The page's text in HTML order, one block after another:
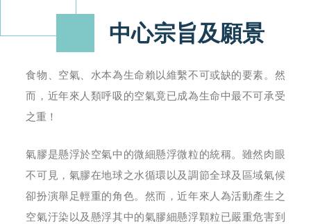
中心宗旨及願景
食物、空氣、水本為生命賴以維繫不可或缺的要素。然
而，近年來人類呼吸的空氣竟已成為生命中最不可承受
之重！
氣膠是懸浮於空氣中的微細懸浮微粒的統稱。雖然肉眼
不可見，氣膠在地球之水循環以及調節全球及區域氣候
卻扮演舉足輕重的角色。然而，近年來人為活動產生之
空氣汙染以及懸浮其中的氣膠細懸浮顆粒已嚴重危害到